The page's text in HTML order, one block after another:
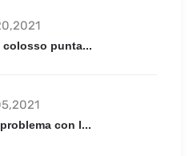
punta...
con l...